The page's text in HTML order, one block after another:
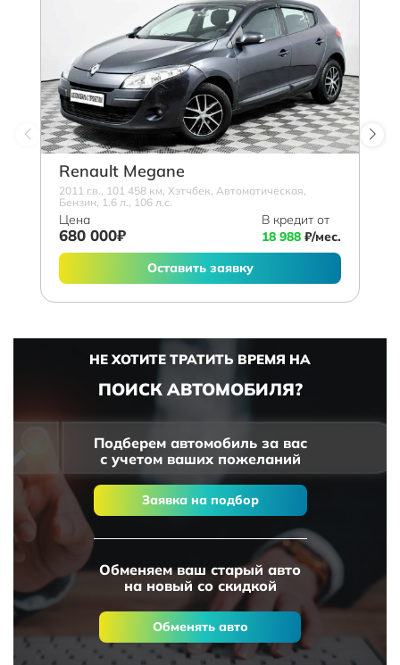
Renault Megane
2011 г.в., 101 458 км, Хэтчбек, Автоматическая,
Бензин, 1.6 л., 106 л.с.
Цена
680 000₽
В кредит от
18 988 ₽/мес.
Оставить заявку
НЕ ХОТИТЕ ТРАТИТЬ ВРЕМЯ НА
ПОИСК АВТОМОБИЛЯ?
Подберем автомобиль за вас
с учетом ваших пожеланий
Заявка на подбор
Обменяем ваш старый авто
на новый со скидкой
Обменять авто